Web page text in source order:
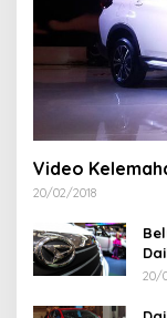
Video
20/02/2018
20/